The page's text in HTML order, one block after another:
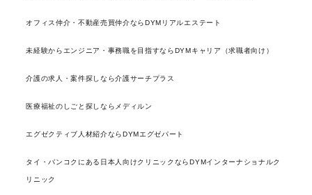
オフィス仲介・不動産売買仲介ならDYMリアルエステート
未経験からエンジニア・事務職を目指すならDYMキャリア（求職者向け）
介護の求人・案件探しなら介護サーチプラス
医療福祉のしごと探しならメディルン
エグゼクティブ人材紹介ならDYMエグゼパート
タイ・バンコクにある日本人向けクリニックならDYMインターナショナルク
リニック